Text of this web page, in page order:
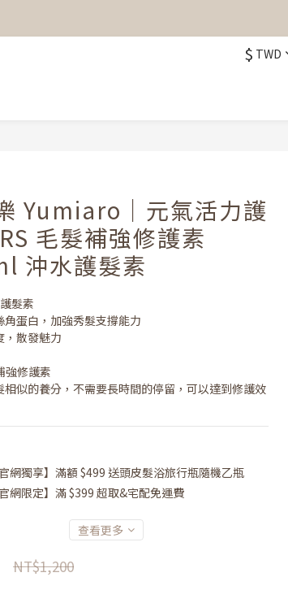
$ TWD
Yumiaro｜元氣活力護
毛髮補強修護素
沖水護髮素
髮素
角蛋白，加強秀髮支撐能力
，散發魅力
強修護素
相似的養分，不需要長時間的停留，可以達到修護效
網獨享】滿額 $499 送頭皮髮浴旅行瓶隨機乙瓶
網限定】滿 $399 超取&宅配免運費
查看更多
NT$1,200